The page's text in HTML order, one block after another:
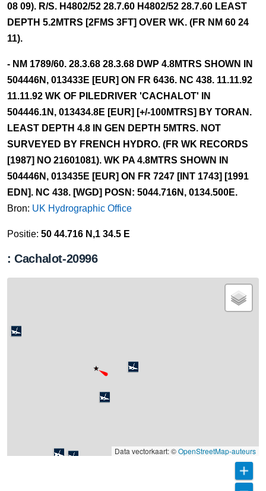
08 09). R/S. H4802/52 28.7.60 H4802/52 28.7.60 LEAST
DEPTH 5.2MTRS [2FMS 3FT] OVER WK. (FR NM 60 24
11).
- NM 1789/60. 28.3.68 28.3.68 DWP 4.8MTRS SHOWN IN
504446N, 013433E [EUR] ON FR 6436. NC 438. 11.11.92
11.11.92 WK OF PILEDRIVER 'CACHALOT' IN
504446.1N, 013434.8E [EUR] [+/-100MTRS] BY TORAN.
LEAST DEPTH 4.8 IN GEN DEPTH 5MTRS. NOT
SURVEYED BY FRENCH HYDRO. (FR WK RECORDS
[1987] NO 21601081). WK PA 4.8MTRS SHOWN IN
504446N, 013435E [EUR] ON FR 7247 [INT 1743] [1991
EDN]. NC 438. [WGD] POSN: 5044.716N, 0134.500E.
Bron: UK Hydrographic Office
Positie: 50 44.716 N,1 34.5 E
: Cachalot-20996
Data vectorkaart: ©OpenStreetMap-auteurs